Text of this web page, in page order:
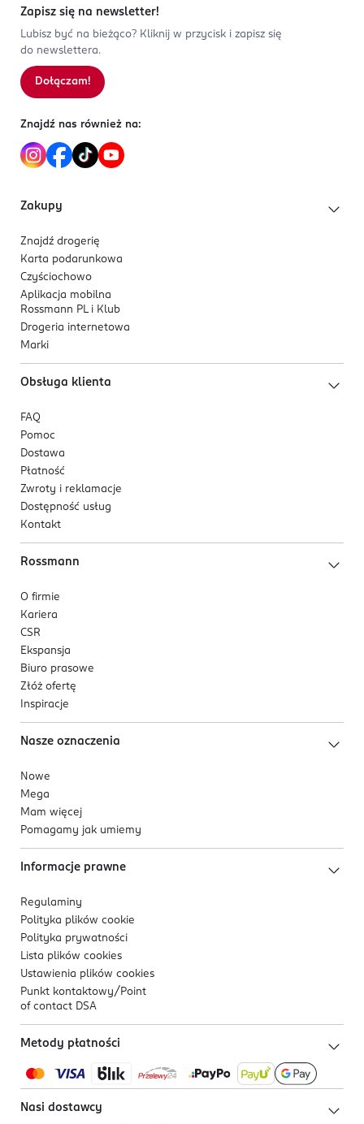
Zapisz się na newsletter!
Lubisz być na bieżąco? Kliknij w przycisk i zapisz się
do newslettera.
Dołączam!
Znajdź nas również na:
Zakupy
Znajdź drogerię
Karta podarunkowa
Czyściochowo
Aplikacja mobilna
Rossmann PL i Klub
Drogeria internetowa
Marki
Obsługa klienta
FAQ
Pomoc
Dostawa
Płatność
Zwroty i reklamacje
Dostępność usług
Kontakt
Rossmann
O firmie
Kariera
CSR
Ekspansja
Biuro prasowe
Złóż ofertę
Inspiracje
Nasze oznaczenia
Nowe
Mega
Mam więcej
Pomagamy jak umiemy
Informacje prawne
Regulaminy
Polityka plików cookie
Polityka prywatności
Lista plików cookies
Ustawienia plików cookies
Punkt kontaktowy/ Point
of contact DSA
Metody płatności
Nasi dostawcy